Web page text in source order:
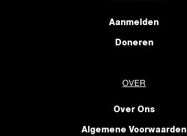
Aanmelden
Doneren
OVER
Over Ons
Algemene Voorwaarden